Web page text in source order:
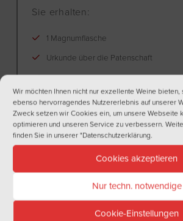
Wir möchten Ihnen nicht nur exzellente Weine bieten,
ebenso hervorragendes Nutzererlebnis auf unserer
Zweck setzen wir Cookies ein, um unsere Webseite
optimieren und unseren Service zu verbessern.
finden Sie in unserer"Datenschutzerklärung.
Cookies akzeptieren
Nur techn. notwendige
Cookie-Einstellungen
Sie erhalten:
1 Magnumflasche
Urkunde über die Patenschaft
Eigenes Schild am Rebstock
Jährlich zwei Flaschen Wein der
Möglichkeit bei der Lese hautnah
3 Jahre Laufzeit